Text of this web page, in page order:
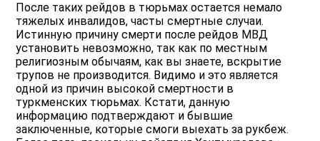
После таких рейдов в тюрьмах остается немало
тяжелых инвалидов, часты смертные случаи.
Истинную причину смерти после рейдов МВД
установить невозможно, так как по местным
религиозным обычаям, как вы знаете, вскрытие
трупов не производится. Видимо и это является
одной из причин высокой смертности в
туркменских тюрьмах. Кстати, данную
информацию подтверждают и бывшие
заключенные, которые смоги выехать за рукбеж.